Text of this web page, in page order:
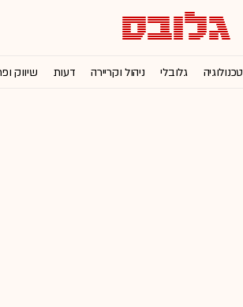
טכנולוגיה גלובלי ניהול וקריירה דעות שיווק